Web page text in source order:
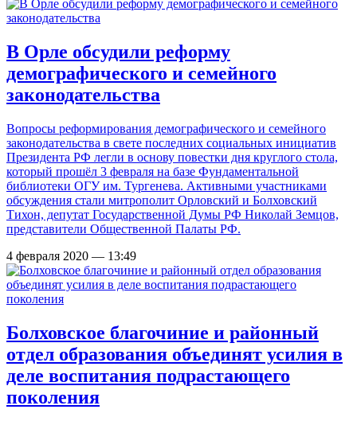
В Орле обсудили реформу
демографического и семейного
законодательства
Вопросы реформирования демографического и семейного
законодательства в свете последних социальных инициатив
Президента РФ легли в основу повестки дня круглого стола,
который прошёл 3 февраля на базе Фундаментальной
библиотеки ОГУ им. Тургенева. Активными участниками
обсуждения стали митрополит Орловский и Болховский
Тихон, депутат Государственной Думы РФ Николай Земцов,
представители Общественной Палаты РФ.
4 февраля 2020 — 13:49
Болховское благочиние и районный
отдел образования объединят усилия в
деле воспитания подрастающего
поколения